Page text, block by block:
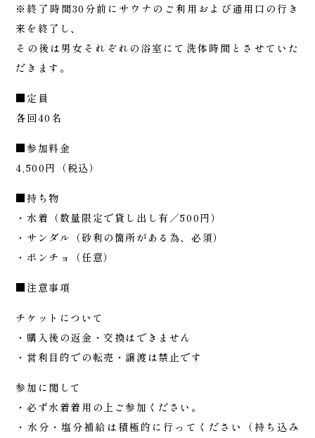
※終了時間30分前にサウナのご利用および通用口の行き
来を終了し、
その後は男女それぞれの浴室にて洗体時間とさせていた
だきます。
■定員
各回40名
■参加料金
4,500円（税込）
■持ち物
・水着（数量限定で貸し出し有／500円）
・サンダル（砂利の箇所がある為、必須）
・ポンチョ（任意）
■注意事項
チケットについて
・購入後の返金・交換はできません
・営利目的での転売・譲渡は禁止です
参加に関して
・必ず水着着用の上ご参加ください。
・水分・塩分補給は積極的に行ってください（持ち込み